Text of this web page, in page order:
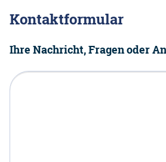
Kontaktformular
Ihre Nachricht, Fragen oder